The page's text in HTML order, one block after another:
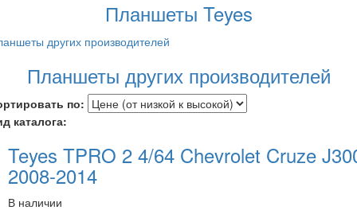
Планшеты Teyes
Планшеты других производителей
по:
каталога:
Teyes TPRO 2 4/64 Chevrolet Cruze
2008-2014
В наличии